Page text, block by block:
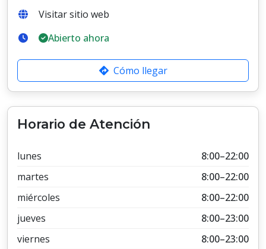
Visitar sitio web
Abierto ahora
Cómo llegar
Horario de Atención
lunes
8:00–22:00
martes
8:00–22:00
miércoles
8:00–22:00
jueves
8:00–23:00
viernes
8:00–23:00